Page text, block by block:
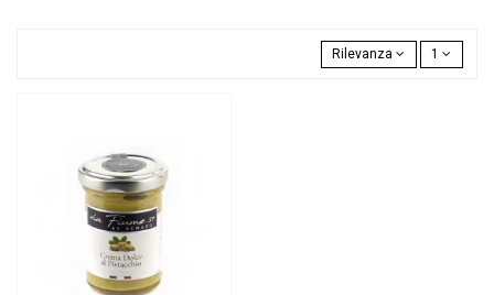
Rilevanza 1